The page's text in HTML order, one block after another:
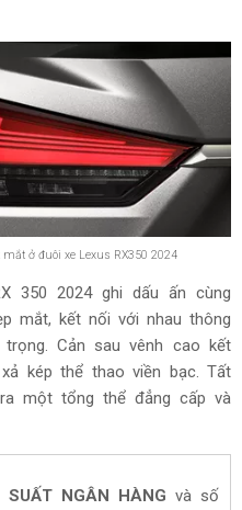
ở đuôi xe Lexus RX350 2024
350 2024 ghi dấu ấn cùng
mắt, kết nối với nhau thông
Cản sau vênh cao kết
kép thể thao viền bạc. Tất
một tổng thể đẳng cấp và
SUẤT NGÂN HÀNG và số